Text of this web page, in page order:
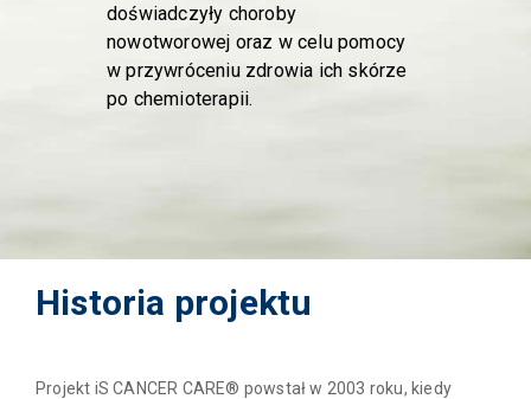
doświadczyły choroby
nowotworowej oraz w celu pomocy
w przywróceniu zdrowia ich skórze
po chemioterapii.
Historia projektu
Projekt iS CANCER CARE® powstał w 2003 roku, kiedy